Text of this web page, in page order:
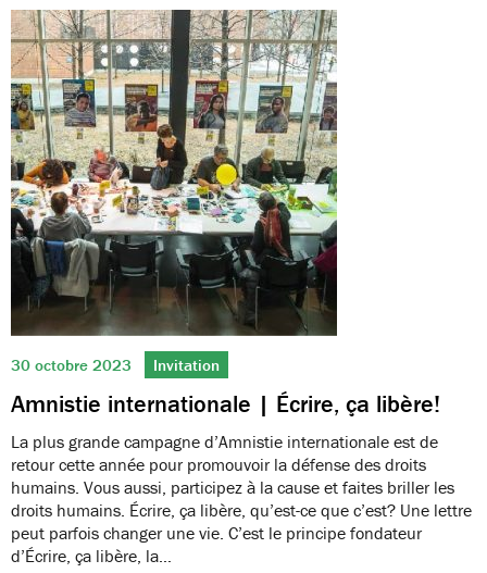
30 octobre 2023 Invitation
Amnistie internationale | Écrire, ça libère!
La plus grande campagne d’Amnistie internationale est de
retour cette année pour promouvoir la défense des droits
humains. Vous aussi, participez à la cause et faites briller les
droits humains. Écrire, ça libère, qu’est-ce que c’est? Une lettre
peut parfois changer une vie. C’est le principe fondateur
d’Écrire, ça libère, la…